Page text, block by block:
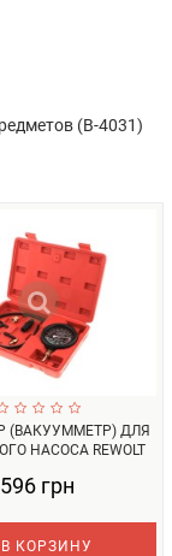
(B-4031)
(ВАКУУММЕТР) ДЛЯ
НАСОСА REWOLT
596 грн
В КОРЗИНУ